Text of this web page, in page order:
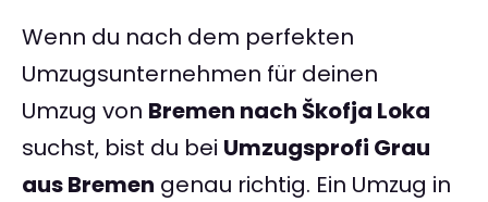
Wenn du nach dem perfekten
Umzugsunternehmen für deinen
Umzug von Bremen nach Škofja Loka
suchst, bist du bei Umzugsprofi Grau
aus Bremen genau richtig. Ein Umzug in